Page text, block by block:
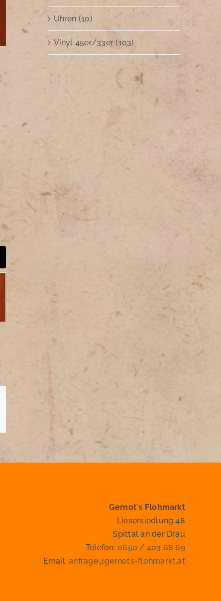
Uhren (10)
Vinyl 45er/33er (103)
Gernot´s Flohmarkt
Liesersiedlung 48
Spittal an der Drau
Telefon: 0650 / 403 68 69
Email:anfrage@gernots-flohmarkt.at